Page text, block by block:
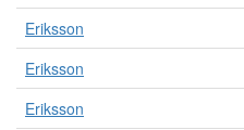
r
e
Eriksson
Eriksson
Eriksson